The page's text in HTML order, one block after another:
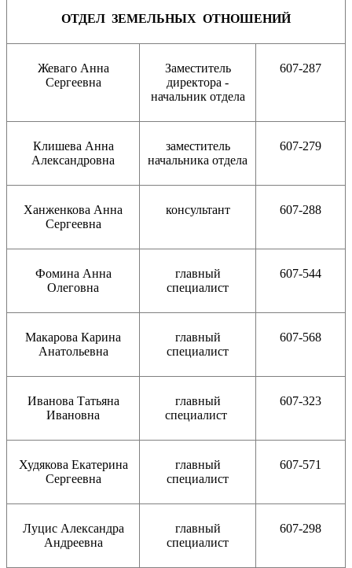
ОТДЕЛ ЗЕМЕЛЬНЫХ ОТНОШЕНИЙ
Жеваго Анна
Сергеевна
Заместитель
директора -
начальник отдела
607-287
Клишева Анна
Александровна
заместитель
начальника отдела
607-279
Ханженкова Анна
Сергеевна
консультант 607-288
Фомина Анна
Олеговна
главный
специалист
607-544
Макарова Карина
Анатольевна
главный
специалист
607-568
Иванова Татьяна
Ивановна
главный
специалист
607-323
Худякова Екатерина
Сергеевна
главный
специалист
607-571
Луцис Александра
Андреевна
главный
специалист
607-298